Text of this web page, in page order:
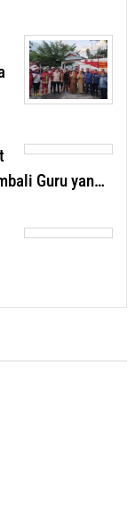
Guru yan…